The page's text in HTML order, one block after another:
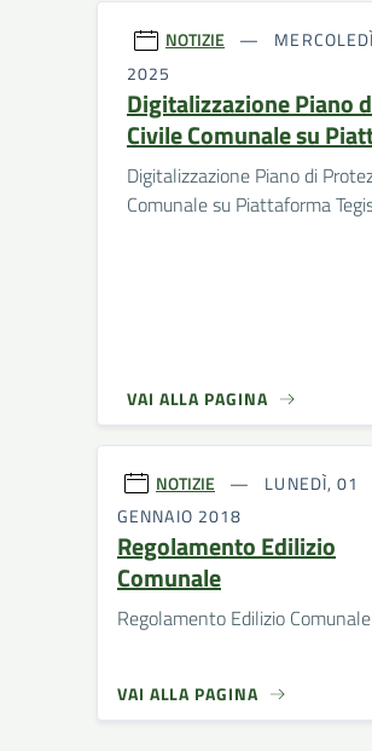
NOTIZIE
2025
Digitalizzazione Piano
Civile Comunale su
Digitalizzazione Piano di
Comunale su Piattaforma
VAI ALLA PAGINA
NOTIZIE
LUNEDÌ, 01
GENNAIO 2018
Regolamento Edilizio
Comunale
Regolamento Edilizio Comunale
VAI ALLA PAGINA